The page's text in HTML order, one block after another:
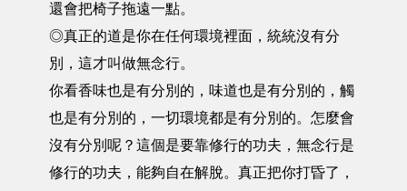
還會把椅子拖遠一點。
◎真正的道是你在任何環境裡面，統統沒有分
別，這才叫做無念行。
你看香味也是有分別的，味道也是有分別的，觸
也是有分別的，一切環境都是有分別的。怎麼會
沒有分別呢？這個是要靠修行的功夫，無念行是
修行的功夫，能夠自在解脫。真正把你打昏了，